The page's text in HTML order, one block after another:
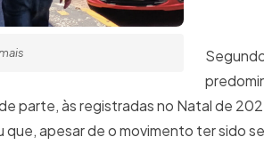
parte, às registradas no Natal de
apesar de o movimento ter sido